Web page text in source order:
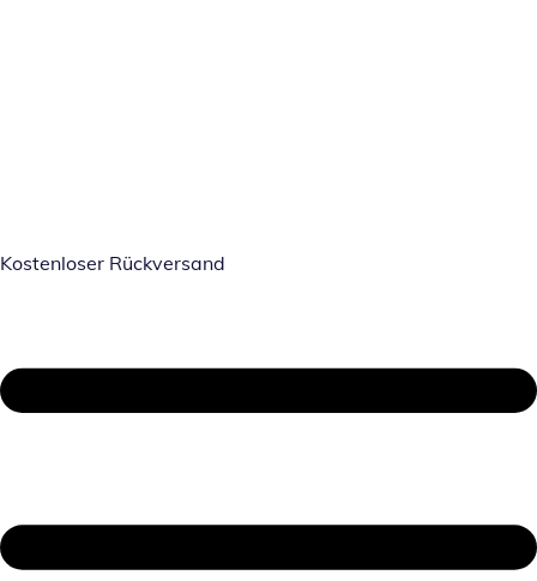
Kostenloser Rückversand